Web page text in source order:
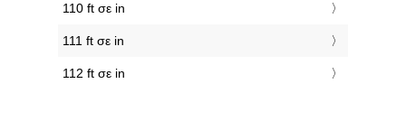
110 ft σε in
111 ft σε in
112 ft σε in